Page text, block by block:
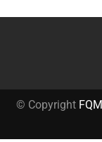
© Copyright FQM